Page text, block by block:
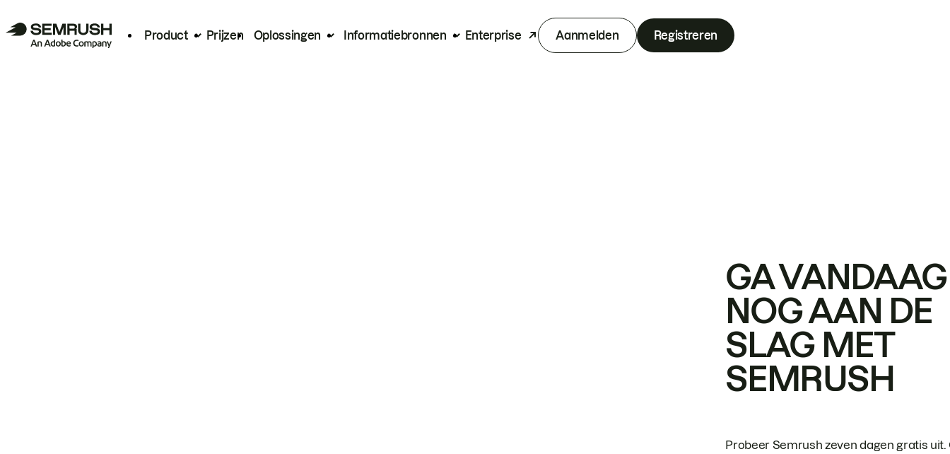
Product Prijzen Oplossingen Informatiebronnen Enterprise Aanmelden Registreren
GA VANDAAG
NOG AAN DE
SLAG MET
SEMRUSH
Probeer Semrush zeven dagen gratis uit.